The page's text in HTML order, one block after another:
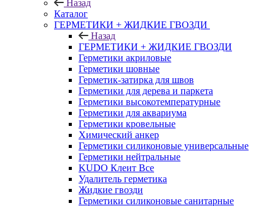
Назад
Каталог
ГЕРМЕТИКИ + ЖИДКИЕ ГВОЗДИ
Назад
ГЕРМЕТИКИ + ЖИДКИЕ ГВОЗДИ
Герметики акриловые
Герметики шовные
Герметик-затирка для швов
Герметики для дерева и паркета
Герметики высокотемпературные
Герметики для аквариума
Герметики кровельные
Химический анкер
Герметики силиконовые универсальные
Герметики нейтральные
KUDO Клеит Все
Удалитель герметика
Жидкие гвозди
Герметики силиконовые санитарные